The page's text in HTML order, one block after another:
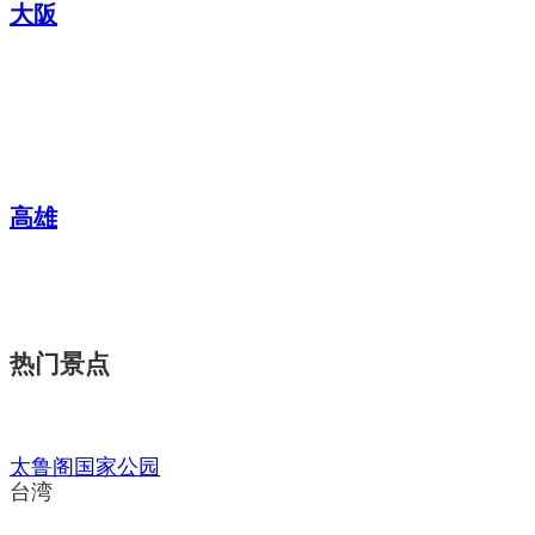
大阪
高雄
热门景点
太鲁阁国家公园
台湾